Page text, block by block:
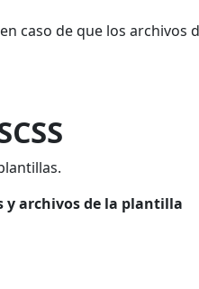
caso de que los archivos
y archivos de la plantilla